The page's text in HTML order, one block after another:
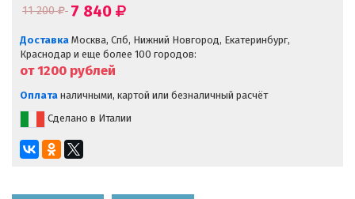
11 200 7 840
Доставка Москва, Спб, Нижний Новгород, Екатеринбург,
Краснодар и еще более 100 городов:
от 1200 рублей
Оплата наличными, картой или безналичный расчёт
Сделано в Италии